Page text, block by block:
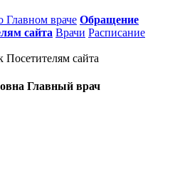
враче Обращение
сайта Врачи Расписание
Посетителям сайта
Главный врач